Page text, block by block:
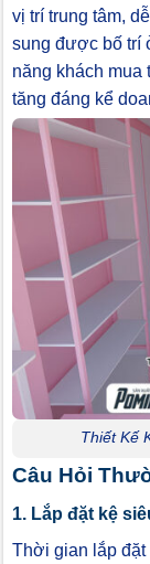
vị trí trung tâm,
sung được bố trí
năng khách
tăng đáng kể
Thiết Kế
Câu Hỏi
1. Lắp đặt kệ
Thời gian lắp đặt